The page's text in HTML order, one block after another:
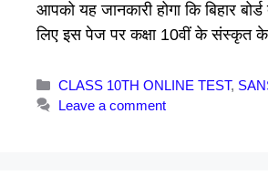
आपको यह जानकारी होगा कि बिहार
लिए इस पेज पर कक्षा 10वीं के संस्कृत
Categories
CLASS 10TH ONLINE TEST,
Leave a comment